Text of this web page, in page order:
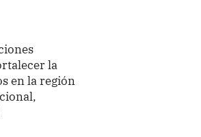
la
en la región